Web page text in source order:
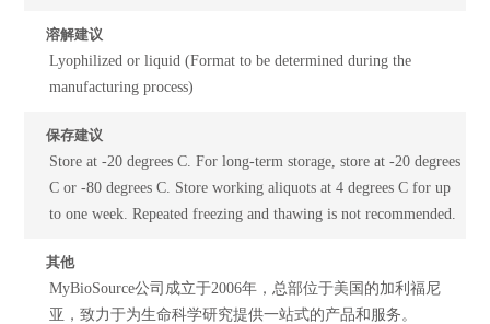
溶解建议
Lyophilized or liquid (Format to be determined during the
manufacturing process)
保存建议
Store at -20 degrees C. For long-term storage, store at -20 degrees
C or -80 degrees C. Store working aliquots at 4 degrees C for up
to one week. Repeated freezing and thawing is not recommended.
其他
MyBioSource公司成立于2006年，总部位于美国的加利福尼
亚，致力于为生命科学研究提供一站式的产品和服务。